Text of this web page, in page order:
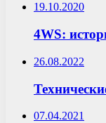
19.10.2020
4WS:
26.08.2022
07.04.2021